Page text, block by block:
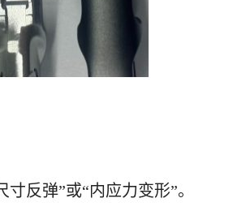
反弹”或“内应力变形”。